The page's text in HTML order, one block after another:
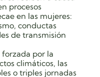
procesos
en las mujeres:
conductas
de transmisión
por la
climáticos, las
o triples jornadas